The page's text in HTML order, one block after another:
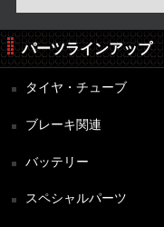
パーツラインアップ
タイヤ・チューブ
ブレーキ関連
バッテリー
スペシャルパーツ